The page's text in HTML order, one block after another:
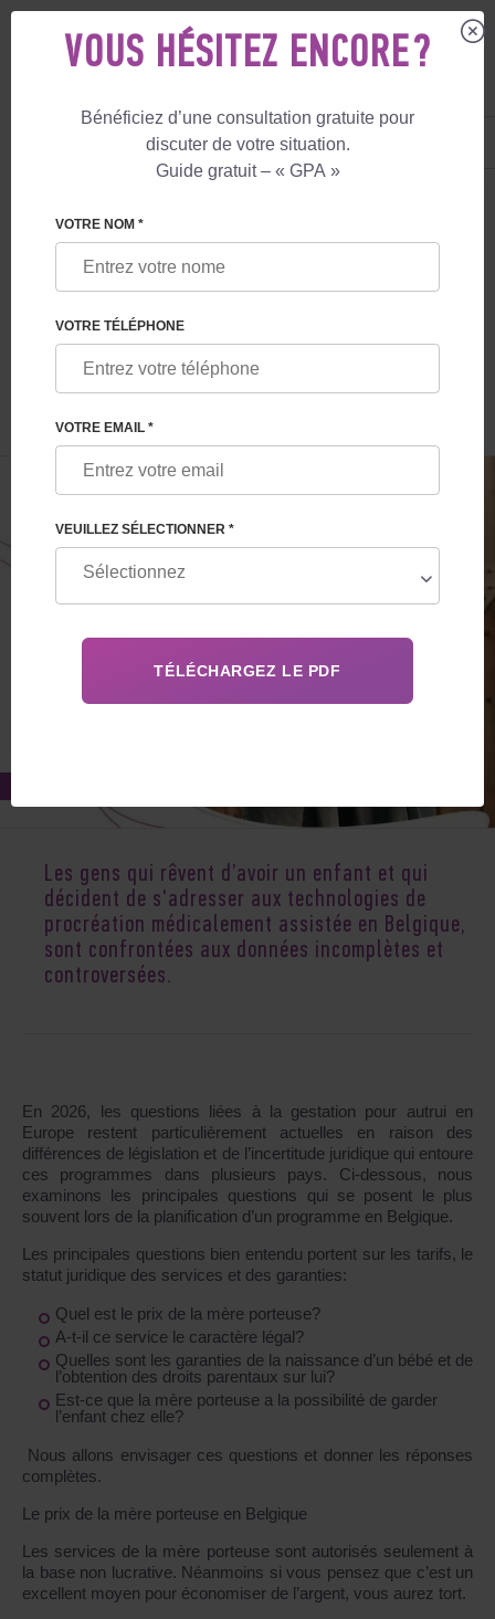
+33 805 081 801
LA MÈRE PORTEUSE EN BELGIQUE: LE
PRIX, LA BASE JURIDIQUE DE
COOPÉRATION, LES GARANTIES
Les gens qui rêvent d’avoir un enfant et qui
décident de s'adresser aux technologies de
procréation médicalement assistée en Belgique,
sont confrontées aux données incomplètes et
controversées.
En 2026, les questions liées à la gestation pour autrui en
Europe restent particulièrement actuelles en raison des
différences de législation et de l’incertitude juridique qui entoure
ces programmes dans plusieurs pays. Ci-dessous, nous
examinons les principales questions qui se posent le plus
souvent lors de la planification d’un programme en Belgique.
Les principales questions bien entendu portent sur les tarifs, le
statut juridique des services et des garanties:
Quel est le prix de la mère porteuse?
A-t-il ce service le caractère légal?
Quelles sont les garanties de la naissance d’un bébé et de
l’obtention des droits parentaux sur lui?
Est-ce que la mère porteuse a la possibilité de garder
l’enfant chez elle?
Nous allons envisager ces questions et donner les réponses
complètes.
Le prix de la mère porteuse en Belgique
Les services de la mère porteuse sont autorisés seulement à
la base non lucrative. Néanmoins si vous pensez que c’est un
excellent moyen pour économiser de l’argent, vous aurez tort.
VOUS HÉSITEZ ENCORE ?
Bénéficiez d’une consultation gratuite pour
discuter de votre situation.
Guide gratuit – « GPA »
VOTRE NOM *
VOTRE TÉLÉPHONE
VOTRE EMAIL *
VEUILLEZ SÉLECTIONNER *